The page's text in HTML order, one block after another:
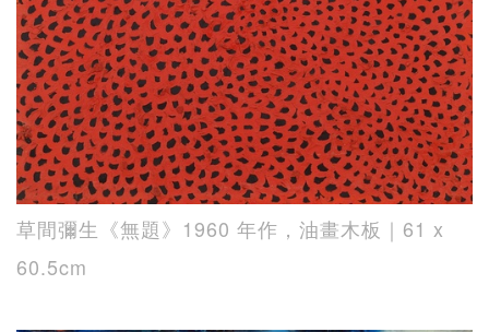
草間彌生《無題》1960 年作，油畫木板｜61 x
60.5cm